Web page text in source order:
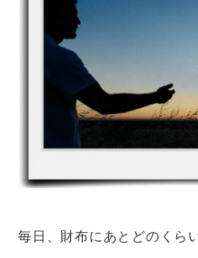
毎日、財布にあとどのくら